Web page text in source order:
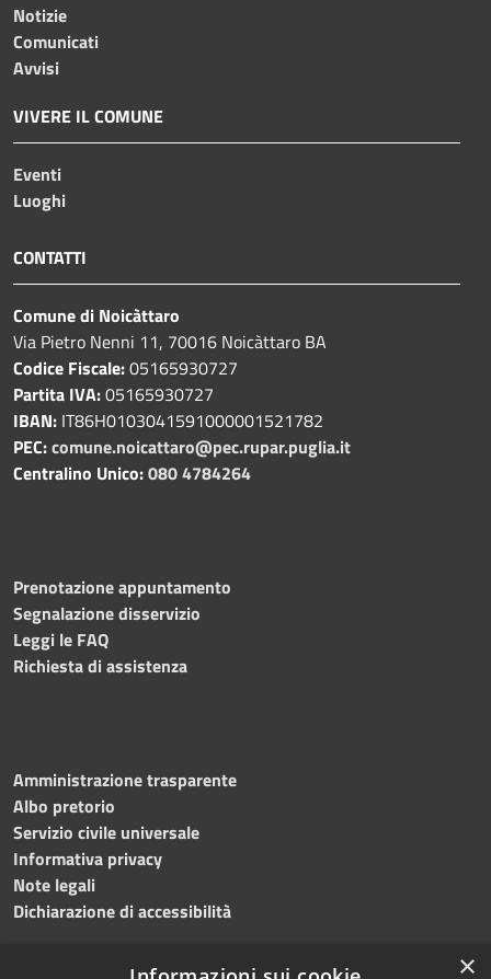
Notizie
Comunicati
Avvisi
VIVERE IL COMUNE
Eventi
Luoghi
CONTATTI
Comune di Noicàttaro
Via Pietro Nenni 11, 70016 Noicàttaro BA
Codice Fiscale:05165930727
Partita IVA:05165930727
IBAN: IT86H0103041591000001521782
PEC:comune.noicattaro@pec.rupar.puglia.it
Centralino Unico:080 4784264
Prenotazione appuntamento
Segnalazione disservizio
Leggi le FAQ
Richiesta di assistenza
Amministrazione trasparente
Albo pretorio
Servizio civile universale
Informativa privacy
Note legali
Dichiarazione di accessibilità
×